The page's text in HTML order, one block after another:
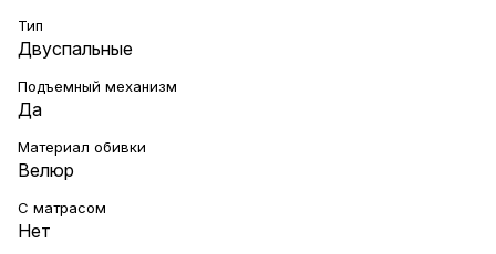
Тип
Двуспальные
Подъемный механизм
Да
Материал обивки
Велюр
С матрасом
Нет